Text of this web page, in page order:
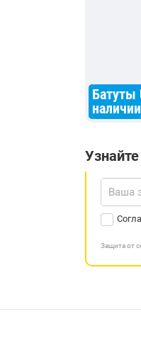
Батуты
наличии
Защита от